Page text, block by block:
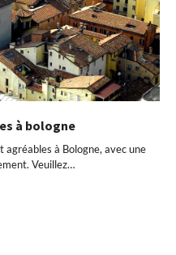
à bologne
agréables à Bologne, avec une
Veuillez…